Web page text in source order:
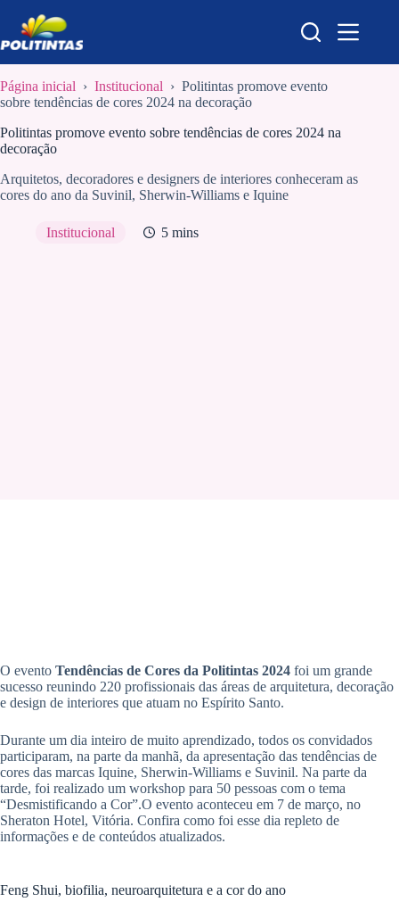
para
o
conteúdo
Página inicial › Institucional › Politintas promove evento
sobre tendências de cores 2024 na decoração
Politintas promove evento sobre tendências de cores 2024 na
decoração
Arquitetos, decoradores e designers de interiores conheceram as
cores do ano da Suvinil, Sherwin-Williams e Iquine
Institucional 5 mins
O evento Tendências de Cores da Politintas 2024 foi um grande
sucesso reunindo 220 profissionais das áreas de arquitetura, decoração
e design de interiores que atuam no Espírito Santo.
Durante um dia inteiro de muito aprendizado, todos os convidados
participaram, na parte da manhã, da apresentação das tendências de
cores das marcas Iquine, Sherwin-Williams e Suvinil. Na parte da
tarde, foi realizado um workshop para 50 pessoas com o tema
“Desmistificando a Cor”.O evento aconteceu em 7 de março, no
Sheraton Hotel, Vitória. Confira como foi esse dia repleto de
informações e de conteúdos atualizados.
Feng Shui, biofilia, neuroarquitetura e a cor do ano